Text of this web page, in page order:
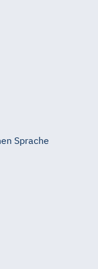
Sprache